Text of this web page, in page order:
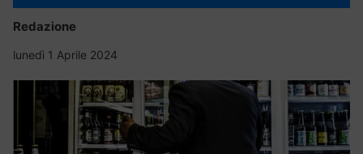
Redazione
lunedì 1 Aprile 2024